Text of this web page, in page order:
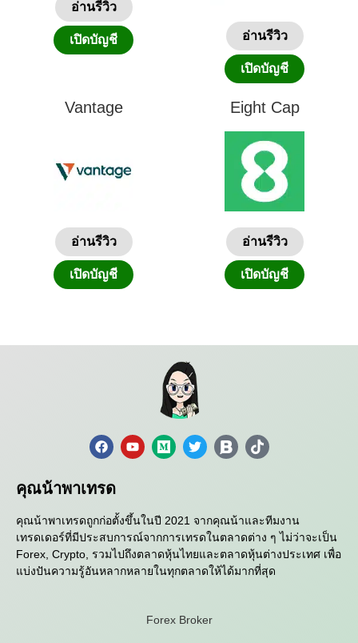
อ่านรีวิว
เปิดบัญชี อ่านรีวิว
เปิดบัญชี
Vantage
อ่านรีวิว
เปิดบัญชี
Eight Cap
อ่านรีวิว
เปิดบัญชี
คุณน้าพาเทรด
คุณน้าพาเทรดถูกก่อตั้งขึ้นในปี 2021 จากคุณน้าและทีมงาน
เทรดเดอร์ที่มีประสบการณ์จากการเทรดในตลาดต่าง ๆ ไม่ว่าจะเป็น
Forex, Crypto, รวมไปถึงตลาดหุ้นไทยและตลาดหุ้นต่างประเทศ เพื่อ
แบ่งปันความรู้อันหลากหลายในทุกตลาดให้ได้มากที่สุด
Forex Broker